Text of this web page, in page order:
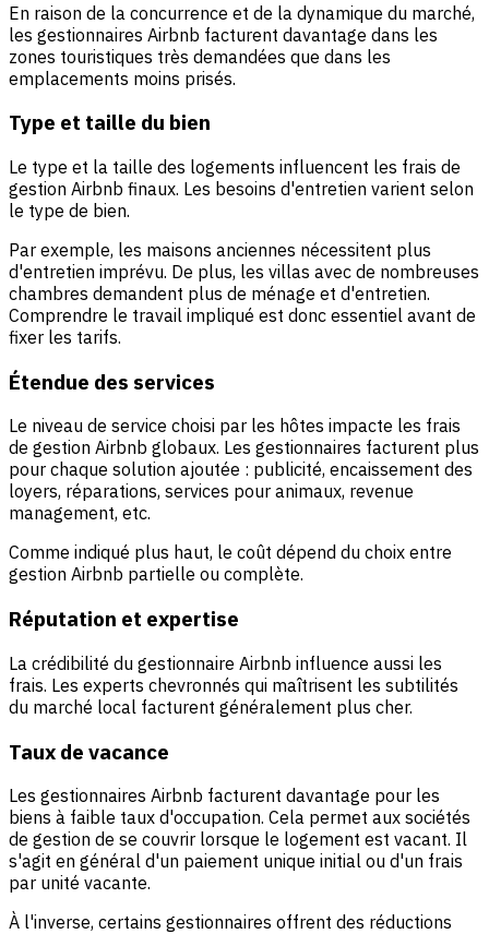
En raison de la concurrence et de la dynamique du marché,
les gestionnaires Airbnb facturent davantage dans les
zones touristiques très demandées que dans les
emplacements moins prisés.
Type et taille du bien
Le type et la taille des logements influencent les frais de
gestion Airbnb finaux. Les besoins d'entretien varient selon
le type de bien.
Par exemple, les maisons anciennes nécessitent plus
d'entretien imprévu. De plus, les villas avec de nombreuses
chambres demandent plus de ménage et d'entretien.
Comprendre le travail impliqué est donc essentiel avant de
fixer les tarifs.
Étendue des services
Le niveau de service choisi par les hôtes impacte les frais
de gestion Airbnb globaux. Les gestionnaires facturent plus
pour chaque solution ajoutée : publicité, encaissement des
loyers, réparations, services pour animaux, revenue
management, etc.
Comme indiqué plus haut, le coût dépend du choix entre
gestion Airbnb partielle ou complète.
Réputation et expertise
La crédibilité du gestionnaire Airbnb influence aussi les
frais. Les experts chevronnés qui maîtrisent les subtilités
du marché local facturent généralement plus cher.
Taux de vacance
Les gestionnaires Airbnb facturent davantage pour les
biens à faible taux d'occupation. Cela permet aux sociétés
de gestion de se couvrir lorsque le logement est vacant. Il
s'agit en général d'un paiement unique initial ou d'un frais
par unité vacante.
À l'inverse, certains gestionnaires offrent des réductions